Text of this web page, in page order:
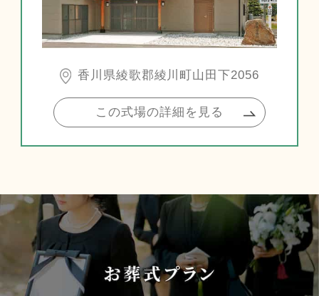
香川県綾歌郡綾川町山田下2056
この式場の詳細を見る